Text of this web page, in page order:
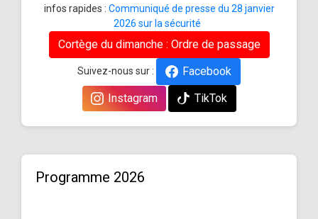
infos rapides : Communiqué de presse du 28 janvier
2026 sur la sécurité
Cortège du dimanche : Ordre de passage
Suivez-nous sur :
Facebook
Instagram
TikTok
Programme 2026